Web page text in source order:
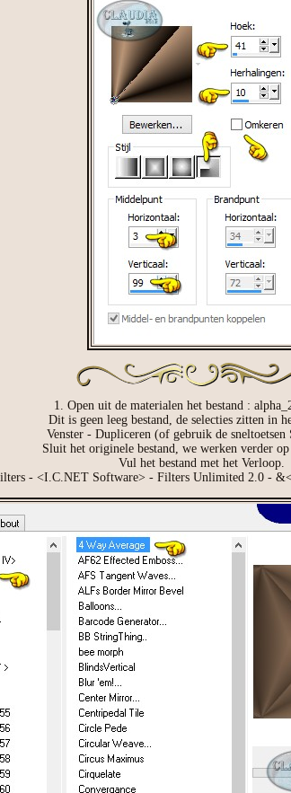
1. Open uit de materialen het bestand :
Dit is geen leeg bestand, de selecties zitten in
Venster - Dupliceren (of gebruik de
Sluit het originele bestand, we werken verder
Vul het bestand met het Verloop.
- <I.C.NET Software> - Filters Unlimited 2.0 -